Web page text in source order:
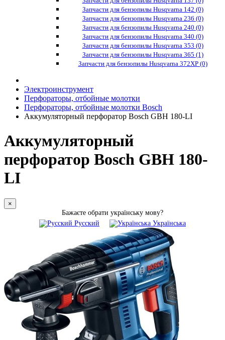
Запчасти для бензопилы Husqvarna 142 (0)
Запчасти для бензопилы Husqvarna 236 (0)
Запчасти для бензопилы Husqvarna 240 (0)
Запчасти для бензопилы Husqvarna 340 (0)
Запчасти для бензопилы Husqvarna 353 (0)
Запчасти для бензопилы Husqvarna 365 (1)
Запчасти для бензопилы Husqvarna 372XP (0)
Электроинструмент
Перфораторы, отбойные молотки
Перфораторы, отбойные молотки Bosch
Аккумуляторный перфоратор Bosch GBH 180-LI
Аккумуляторный
перфоратор Bosch GBH 180-
LI
×
Бажаєте обрати українську мову?
Русский
Українська